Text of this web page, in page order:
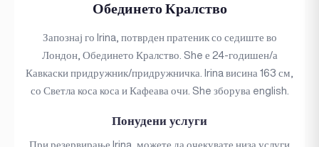
Обединето Кралство
Запознај го Irina, потврден пратеник со седиште во
Лондон, Обединето Кралство. She е 24-годишен/а
Кавкаски придружник/придружничка. Irina висина 163 см,
со Светла коса коса и Кафеава очи. She зборува english.
Понудени услуги
При резервирање Irina, можете да очекувате низа услуги